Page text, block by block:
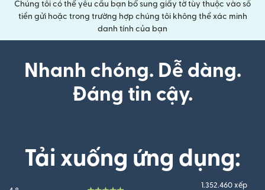
Chúng tôi có thể yêu cầu bạn bổ sung giấy tờ tùy thuộc vào số
tiền gửi hoặc trong trường hợp chúng tôi không thể xác minh
danh tính của bạn
Nhanh chóng. Dễ dàng.
Đáng tin cậy.
Tải xuống ứng dụng:
1.352.460 xếp